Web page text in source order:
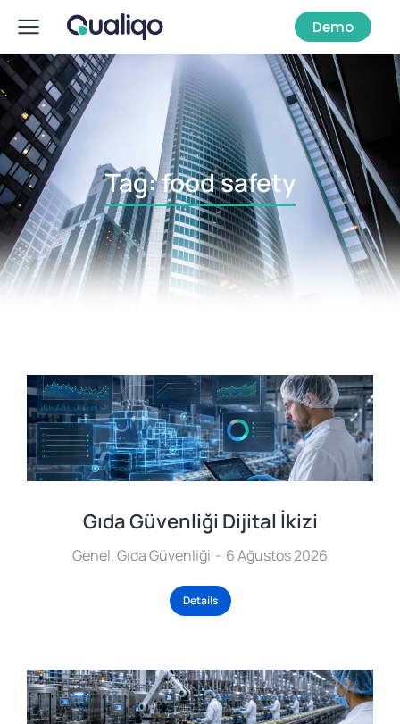
Demo
Tag: food safety
Gıda Güvenliği Dijital İkizi
Genel,Gıda Güvenliği 6 Ağustos 2026
Details